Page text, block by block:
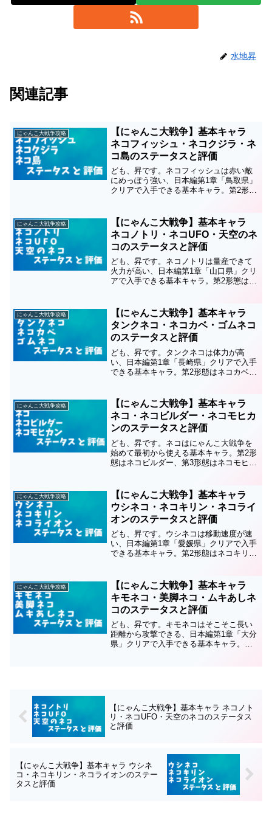
水地昇
関連記事
にゃんこ大戦争攻略
【にゃんこ大戦争】基本キャラ
ネコフィッシュ・ネコクジラ・ネ
コ島のステータスと評価
ども、昇です。ネコフィッシュは赤い敵
にめっぽう強い、日本編第1章「鳥取県」
クリアで入手できる基本キャラ。第2形態
いてまとめているので、育成の順番や編
成、キャッツアイを使...
にゃんこ大戦争攻略
【にゃんこ大戦争】基本キャラ
ネコノトリ・ネコUFO・天空のネ
コのステータスと評価
ども、昇です。ネコノトリは量産できて
火力が高い、日本編第1章「山口県」クリ
アで入手できる基本キャラ。第2形態はネ
とめているので、育成の順番や編成など
の参考にしてくださ...
にゃんこ大戦争攻略
【にゃんこ大戦争】基本キャラ
タンクネコ・ネコカベ・ゴムネコ
のステータスと評価
ども、昇です。タンクネコは体力が高
い、日本編第1章「長崎県」クリアで入手
できる基本キャラ。第2形態はネコカベ、
で、育成の順番や編成などの参考にして
ください。ステータス...
にゃんこ大戦争攻略
【にゃんこ大戦争】基本キャラ
ネコ・ネコビルダー・ネコモヒカ
ンのステータスと評価
ども、昇です。ネコはにゃんこ大戦争を
始めて最初から使える基本キャラ。第2形
態はネコビルダー、第3形態はネコモヒカ
や編成などの参考にしてください。ステ
ータス第1形態と第2...
にゃんこ大戦争攻略
【にゃんこ大戦争】基本キャラ
ウシネコ・ネコキリン・ネコライ
オンのステータスと評価
ども、昇です。ウシネコは移動速度が速
い、日本編第1章「愛媛県」クリアで入手
できる基本キャラ。第2形態はネコキリ
ているので、育成の順番や編成などの参
考にしてください。ス...
にゃんこ大戦争攻略
【にゃんこ大戦争】基本キャラ
キモネコ・美脚ネコ・ムキあしネ
コのステータスと評価
ども、昇です。キモネコはそこそこ長い
距離から攻撃できる、日本編第1章「大分
県」クリアで入手できる基本キャラ。第2
【にゃんこ大戦争】基本キャラ ネコノト
リ・ネコUFO・天空のネコのステータス
と評価
【にゃんこ大戦争】基本キャラ ウシネ
コ・ネコキリン・ネコライオンのステー
タスと評価